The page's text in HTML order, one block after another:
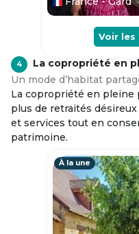
Voir les
4
La copropriété en
Un mode d’habitat
La copropriété en pleine
plus de retraités
et services tout en
patrimoine.
À la une